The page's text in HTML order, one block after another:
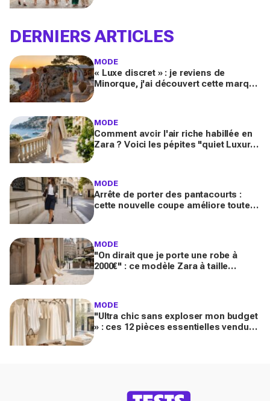
DERNIERS ARTICLES
MODE
« Luxe discret » : je reviens de
Minorque, j'ai découvert cette marque
MODE
Comment avoir l'air riche habillée en
Zara ? Voici les pépites "quiet Luxury"
MODE
Arrête de porter des pantacourts :
cette nouvelle coupe améliore toutes
MODE
"On dirait que je porte une robe à
2000€" : ce modèle Zara à taille
MODE
"Ultra chic sans exploser mon budget
» : ces 12 pièces essentielles vendues